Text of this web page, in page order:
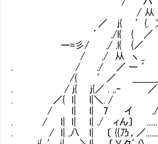
/ 从 ー ´ __ /}
／ j{ ′{. > ヽ
´ ./l{ { ／ ｀ー ´j
ー=彡/ ./ .l{ {／
/ ./ 从 ヽ _ j{／ ｰ-
. / ./ ／ ー ´ 二 7 ﾏ
/{ ′／ _＿＿_／ ヽ
. / j{ j{／ . ,.‐ ／ ＿ノ辷
. ／{ l| l|＼. / /
/ l| l| 7 イ ./ .............
. / l| l| l| ./ ィん〕
. / l| ,八 l| 〔 {{乃，／